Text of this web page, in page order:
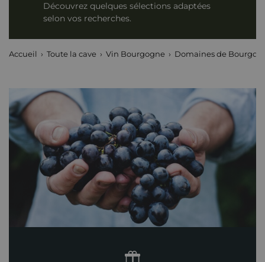
Découvrez quelques sélections adaptées
selon vos recherches.
Accueil Toute la cave Vin Bourgogne Domaines de